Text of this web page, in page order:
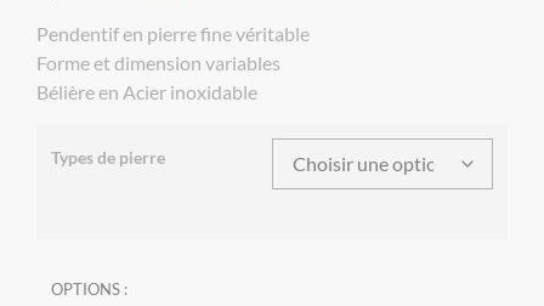
Pendentif en pierre fine véritable
Forme et dimension variables
Bélière en Acier inoxidable
Types de pierre
OPTIONS :